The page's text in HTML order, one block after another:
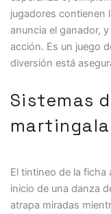
jugadores contienen
anuncia el ganador,
acción. Es un juego
diversión está
Sistemas
El tintineo de la ficha
inicio de una danza
atrapa miradas